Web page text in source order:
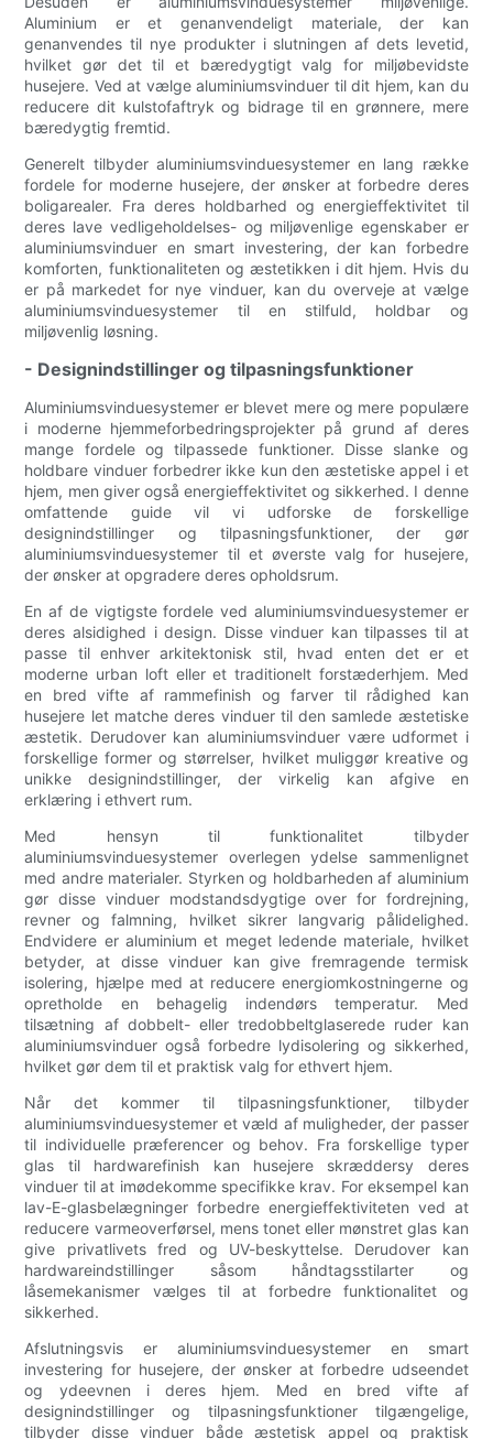
Aluminium er et genanvendeligt materiale, der kan
genanvendes til nye produkter i slutningen af ​​dets levetid,
hvilket gør det til et bæredygtigt valg for miljøbevidste
husejere. Ved at vælge aluminiumsvinduer til dit hjem, kan du
reducere dit kulstofaftryk og bidrage til en grønnere, mere
bæredygtig fremtid.
Generelt tilbyder aluminiumsvinduesystemer en lang række
fordele for moderne husejere, der ønsker at forbedre deres
boligarealer. Fra deres holdbarhed og energieffektivitet til
deres lave vedligeholdelses- og miljøvenlige egenskaber er
aluminiumsvinduer en smart investering, der kan forbedre
komforten, funktionaliteten og æstetikken i dit hjem. Hvis du
er på markedet for nye vinduer, kan du overveje at vælge
aluminiumsvinduesystemer til en stilfuld, holdbar og
miljøvenlig løsning.
- Designindstillinger og tilpasningsfunktioner
Aluminiumsvinduesystemer er blevet mere og mere populære
i moderne hjemmeforbedringsprojekter på grund af deres
mange fordele og tilpassede funktioner. Disse slanke og
holdbare vinduer forbedrer ikke kun den æstetiske appel i et
hjem, men giver også energieffektivitet og sikkerhed. I denne
omfattende guide vil vi udforske de forskellige
designindstillinger og tilpasningsfunktioner, der gør
aluminiumsvinduesystemer til et øverste valg for husejere,
der ønsker at opgradere deres opholdsrum.
En af de vigtigste fordele ved aluminiumsvinduesystemer er
deres alsidighed i design. Disse vinduer kan tilpasses til at
passe til enhver arkitektonisk stil, hvad enten det er et
moderne urban loft eller et traditionelt forstæderhjem. Med
en bred vifte af rammefinish og farver til rådighed kan
husejere let matche deres vinduer til den samlede æstetiske
æstetik. Derudover kan aluminiumsvinduer være udformet i
forskellige former og størrelser, hvilket muliggør kreative og
unikke designindstillinger, der virkelig kan afgive en
erklæring i ethvert rum.
Med hensyn til funktionalitet tilbyder
aluminiumsvinduesystemer overlegen ydelse sammenlignet
med andre materialer. Styrken og holdbarheden af ​​aluminium
gør disse vinduer modstandsdygtige over for fordrejning,
revner og falmning, hvilket sikrer langvarig pålidelighed.
Endvidere er aluminium et meget ledende materiale, hvilket
betyder, at disse vinduer kan give fremragende termisk
isolering, hjælpe med at reducere energiomkostningerne og
opretholde en behagelig indendørs temperatur. Med
tilsætning af dobbelt- eller tredobbeltglaserede ruder kan
aluminiumsvinduer også forbedre lydisolering og sikkerhed,
hvilket gør dem til et praktisk valg for ethvert hjem.
Når det kommer til tilpasningsfunktioner, tilbyder
aluminiumsvinduesystemer et væld af muligheder, der passer
til individuelle præferencer og behov. Fra forskellige typer
glas til hardwarefinish kan husejere skræddersy deres
vinduer til at imødekomme specifikke krav. For eksempel kan
lav-E-glasbelægninger forbedre energieffektiviteten ved at
reducere varmeoverførsel, mens tonet eller mønstret glas kan
give privatlivets fred og UV-beskyttelse. Derudover kan
hardwareindstillinger såsom håndtagsstilarter og
låsemekanismer vælges til at forbedre funktionalitet og
sikkerhed.
Afslutningsvis er aluminiumsvinduesystemer en smart
investering for husejere, der ønsker at forbedre udseendet
og ydeevnen i deres hjem. Med en bred vifte af
designindstillinger og tilpasningsfunktioner tilgængelige,
tilbyder disse vinduer både æstetisk appel og praktisk